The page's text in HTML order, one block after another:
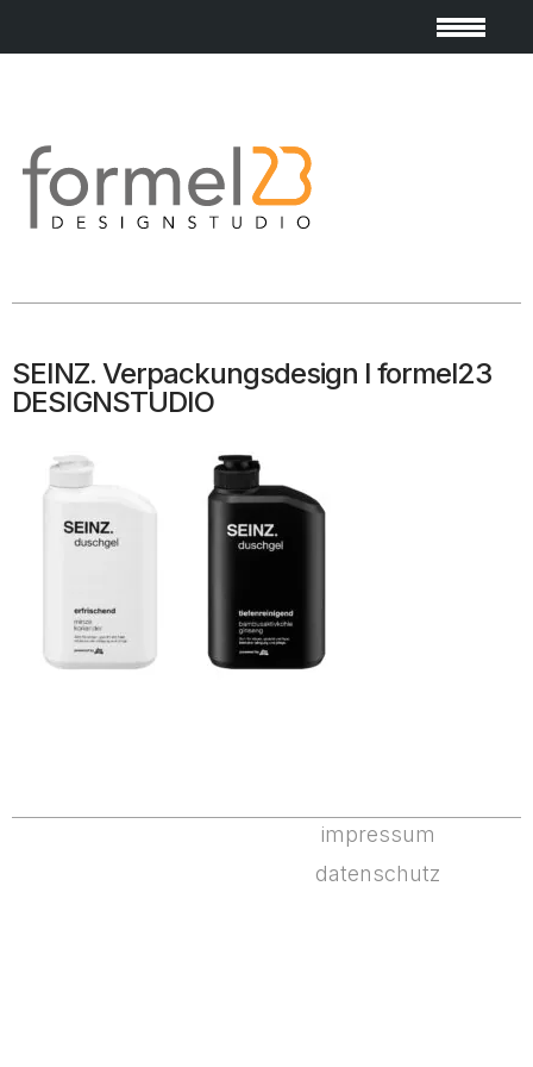
SEINZ. Verpackungsdesign I formel23
DESIGNSTUDIO
impressum
datenschutz